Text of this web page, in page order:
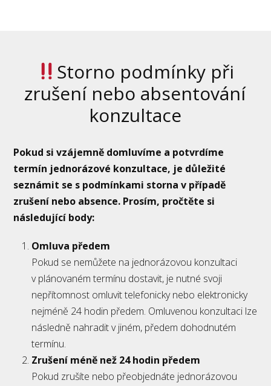
Storno podmínky při
zrušení nebo absentování
konzultace
Pokud si vzájemně domluvíme a potvrdíme
termín jednorázové konzultace, je důležité
seznámit se s podmínkami storna v případě
zrušení nebo absence. Prosím, pročtěte si
následující body:
Omluva předem
Pokud se nemůžete na jednorázovou konzultaci
v plánovaném termínu dostavit, je nutné svoji
nepřítomnost omluvit telefonicky nebo elektronicky
nejméně 24 hodin předem. Omluvenou konzultaci lze
následně nahradit v jiném, předem dohodnutém
termínu.
Zrušení méně než 24 hodin předem
Pokud zrušíte nebo přeobjednáte jednorázovou